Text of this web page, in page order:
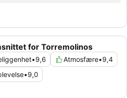
for Torremolinos
•9,6 Atmosfære•9,4
•9,0